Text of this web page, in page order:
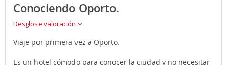
Conociendo Oporto.
Desglose valoración
Viaje por primera vez a Oporto.
Es un hotel cómodo para conocer la ciudad y no necesitar